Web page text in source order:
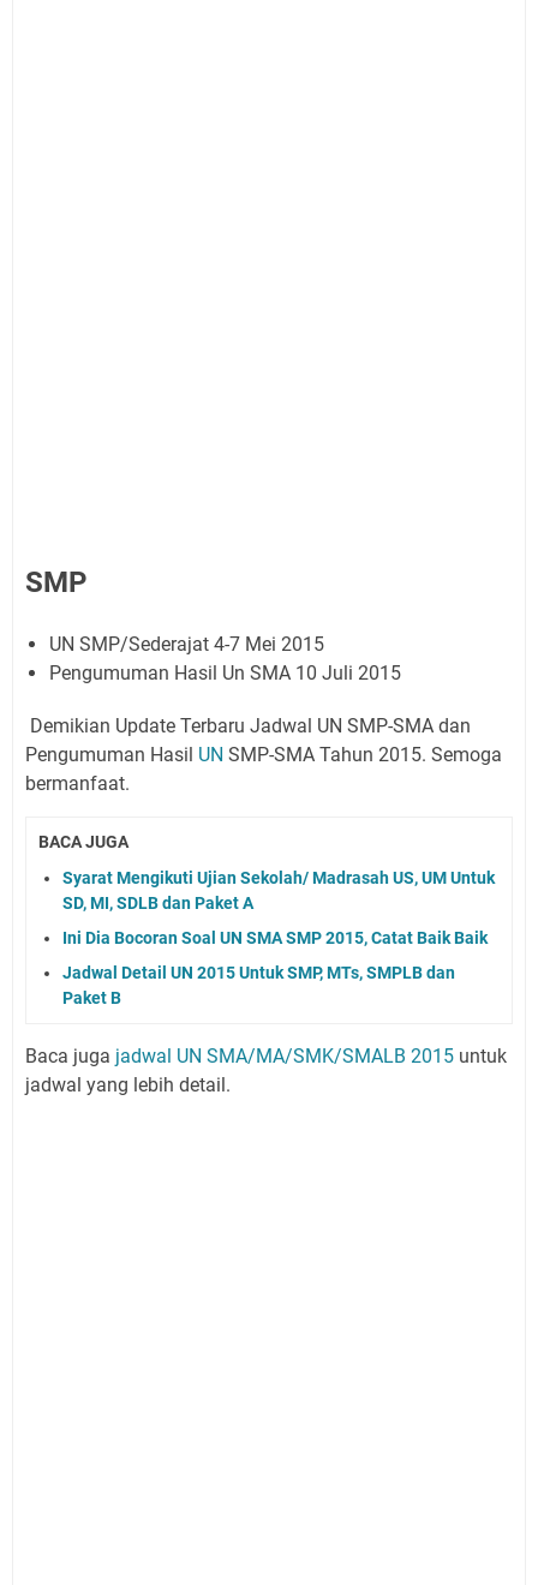
SMP
UN SMP/Sederajat 4-7 Mei 2015
Pengumuman Hasil Un SMA 10 Juli 2015
Demikian Update Terbaru Jadwal UN SMP-SMA dan
Pengumuman Hasil UN SMP-SMA Tahun 2015. Semoga
bermanfaat.
BACA JUGA
Syarat Mengikuti Ujian Sekolah/ Madrasah US, UM Untuk
SD, MI, SDLB dan Paket A
Ini Dia Bocoran Soal UN SMA SMP 2015, Catat Baik Baik
Jadwal Detail UN 2015 Untuk SMP, MTs, SMPLB dan
Paket B
Baca juga jadwal UN SMA/MA/SMK/SMALB 2015 untuk
jadwal yang lebih detail.